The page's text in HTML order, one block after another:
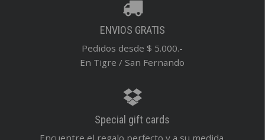
ENVIOS GRATIS
Pedidos desde $ 5.000.-
En Tigre / San Fernando
Special gift cards
Encuentre el regalo perfecto y a su medida.